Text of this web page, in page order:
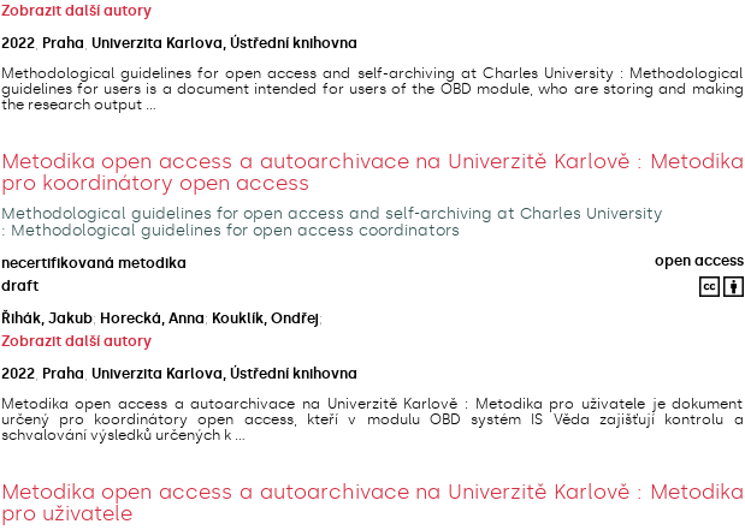
Zobrazit další autory
2022, Praha Univerzita Karlova, Ústřední knihovna
Methodological guidelines for open access and self-archiving at Charles University : Methodological
guidelines for users is a document intended for users of the OBD module, who are storing and making
the research output ...
Metodika open access a autoarchivace na Univerzitě Karlově : Metodika
pro koordinátory open access
Methodological guidelines for open access and self-archiving at Charles University
: Methodological guidelines for open access coordinators
necertifikovaná metodika
open access
draft
Řihák, Jakub; Horecká, Anna; Kouklík, Ondřej;
Zobrazit další autory
2022, Praha Univerzita Karlova, Ústřední knihovna
Metodika open access a autoarchivace na Univerzitě Karlově : Metodika pro uživatele je dokument
určený pro koordinátory open access, kteří v modulu OBD systém IS Věda zajišťují kontrolu a
schvalování výsledků určených k ...
Metodika open access a autoarchivace na Univerzitě Karlově : Metodika
pro uživatele